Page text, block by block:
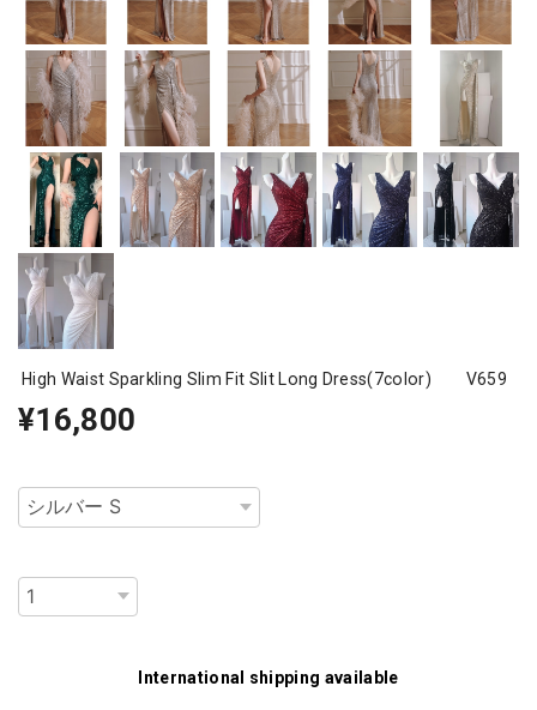
High Waist Sparkling Slim Fit Slit Long Dress(7color) V659
¥16,800
International shipping available